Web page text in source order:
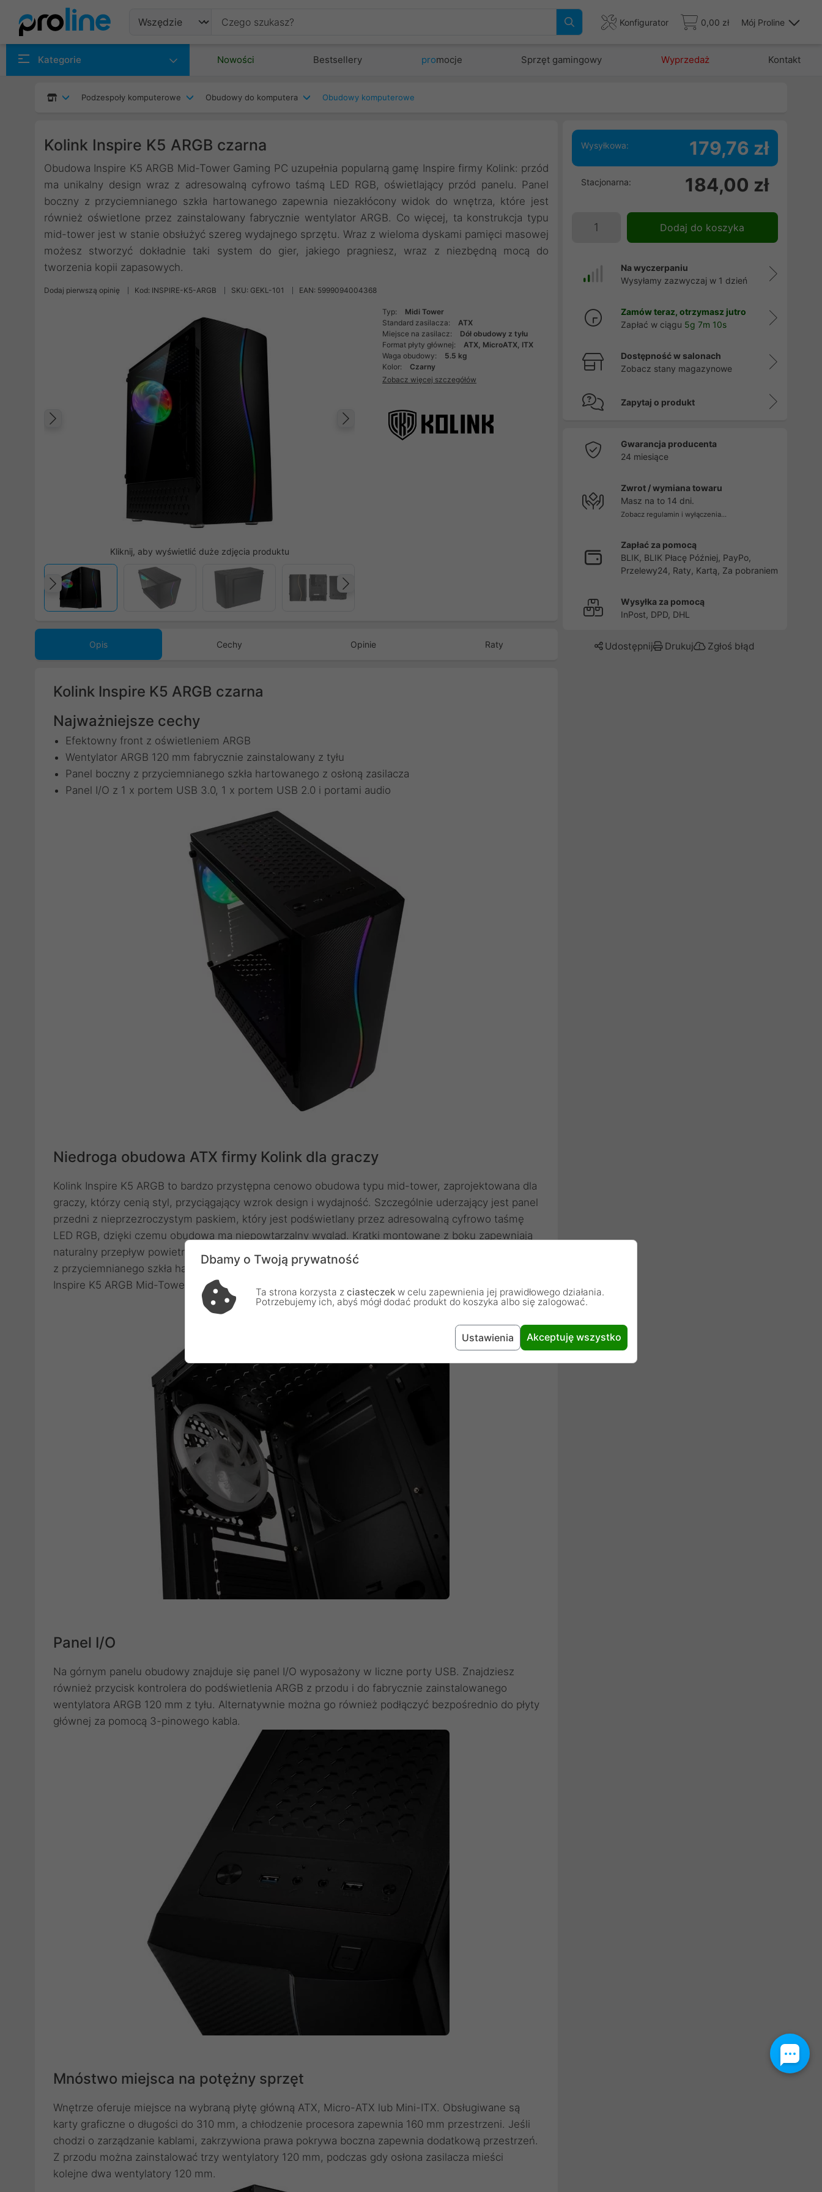
Konfigurator 0,00 zł Mój Proline
Kategorie Nowości Bestsellery promocje Sprzęt gamingowy Wyprzedaż Kontakt
Podzespoły komputerowe Obudowy do komputera Obudowy komputerowe
Kolink Inspire K5 ARGB czarna
Obudowa Inspire K5 ARGB Mid-Tower Gaming PC uzupełnia popularną gamę Inspire firmy Kolink: przód
ma unikalny design wraz z adresowalną cyfrowo taśmą LED RGB, oświetlający przód panelu. Panel
boczny z przyciemnianego szkła hartowanego zapewnia niezakłócony widok do wnętrza, które jest
również oświetlone przez zainstalowany fabrycznie wentylator ARGB. Co więcej, ta konstrukcja typu
mid-tower jest w stanie obsłużyć szereg wydajnego sprzętu. Wraz z wieloma dyskami pamięci masowej
możesz stworzyć dokładnie taki system do gier, jakiego pragniesz, wraz z niezbędną mocą do
tworzenia kopii zapasowych.
Dodaj pierwszą opinię Kod: INSPIRE-K5-ARGB SKU: GEKL-101 EAN: 5999094004368
Następny
Poprzedni
Kliknij, aby wyświetlić duże zdjęcia produktu
Poprzedni
Typ:
Midi Tower
Standard zasilacza:
ATX
Miejsce na zasilacz:
Dół obudowy z tyłu
Format płyty głównej:
ATX, MicroATX, ITX
Waga obudowy:
5.5 kg
Kolor:
Czarny
Zobacz więcej szczegółów
Opis Cechy Opinie Raty
Kolink Inspire K5 ARGB czarna
Najważniejsze cechy
Efektowny front z oświetleniem ARGB
Wentylator ARGB 120 mm fabrycznie zainstalowany z tyłu
Panel boczny z przyciemnianego szkła hartowanego z osłoną zasilacza
Panel I/O z 1 x portem USB 3.0, 1 x portem USB 2.0 i portami audio
Niedroga obudowa ATX firmy Kolink dla graczy
Kolink Inspire K5 ARGB to bardzo przystępna cenowo obudowa typu mid-tower, zaprojektowana dla
graczy, którzy cenią styl, przyciągający wzrok design i wydajność. Szczególnie uderzający jest panel
przedni z nieprzezroczystym paskiem, który jest podświetlany przez adresowalną cyfrowo taśmę
LED RGB, dzięki czemu obudowa ma niepowtarzalny wygląd. Kratki montowane z boku zapewniają
naturalny przepływ powietrza, jednocześnie pełniąc funkcję filtrów przeciwpyłowych. Panel boczny
z przyciemnianego szkła hartowanego dopełnia stylowy wygląd obudowy komputera do gier Kolink
Inspire K5 ARGB Mid-Tower.
Panel I/O
Na górnym panelu obudowy znajduje się panel I/O wyposażony w liczne porty USB. Znajdziesz
również przycisk kontrolera do podświetlenia ARGB z przodu i do fabrycznie zainstalowanego
wentylatora ARGB 120 mm z tyłu. Alternatywnie można go również podłączyć bezpośrednio do płyty
głównej za pomocą 3-pinowego kabla.
Mnóstwo miejsca na potężny sprzęt
Wnętrze oferuje miejsce na wybraną płytę główną ATX, Micro-ATX lub Mini-ITX. Obsługiwane są
karty graficzne o długości do 310 mm, a chłodzenie procesora zapewnia 160 mm przestrzeni. Jeśli
chodzi o zarządzanie kablami, zakrzywiona prawa pokrywa boczna zapewnia dodatkową przestrzeń.
Z przodu można zainstalować trzy wentylatory 120 mm, podczas gdy osłona zasilacza mieści
kolejne dwa wentylatory 120 mm.
Wysyłkowa: 179,76 zł
Stacjonarna: 184,00 zł
Dodaj do koszyka
Na wyczerpaniu
Wysyłamy zazwyczaj w 1 dzień
Zamów teraz, otrzymasz jutro
Zapłać w ciągu 5g 7m 10s
Dostępność w salonach
Zobacz stany magazynowe
Zapytaj o produkt
Gwarancja producenta
24 miesiące
Zwrot / wymiana towaru
Masz na to 14 dni.
Zobacz regulamin i wyłączenia...
Zapłać za pomocą
BLIK, BLIK Płacę Później, PayPo,
Przelewy24, Raty, Kartą, Za pobraniem
Wysyłka za pomocą
InPost, DPD, DHL
Udostępnij Drukuj Zgłoś błąd
Dbamy o Twoją prywatność
Ta strona korzysta z ciasteczek w celu zapewnienia jej prawidłowego działania.
Potrzebujemy ich, abyś mógł dodać produkt do koszyka albo się zalogować.
Ustawienia Akceptuję wszystko